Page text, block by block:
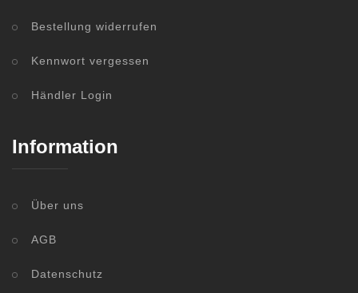
Bestellung widerrufen
Kennwort vergessen
Händler Login
Information
Über uns
AGB
Datenschutz